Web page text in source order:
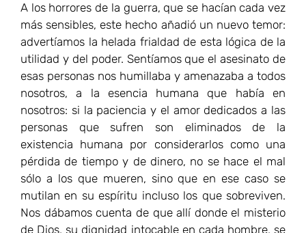
A los horrores de la guerra, que se hacían cada vez
más sensibles, este hecho añadió un nuevo temor:
advertíamos la helada frialdad de esta lógica de la
utilidad y del poder. Sentíamos que el asesinato de
esas personas nos humillaba y amenazaba a todos
nosotros, a la esencia humana que había en
nosotros: si la paciencia y el amor dedicados a las
personas que sufren son eliminados de la
existencia humana por considerarlos como una
pérdida de tiempo y de dinero, no se hace el mal
sólo a los que mueren, sino que en ese caso se
mutilan en su espíritu incluso los que sobreviven.
Nos dábamos cuenta de que allí donde el misterio
de Dios, su dignidad intocable en cada hombre, se